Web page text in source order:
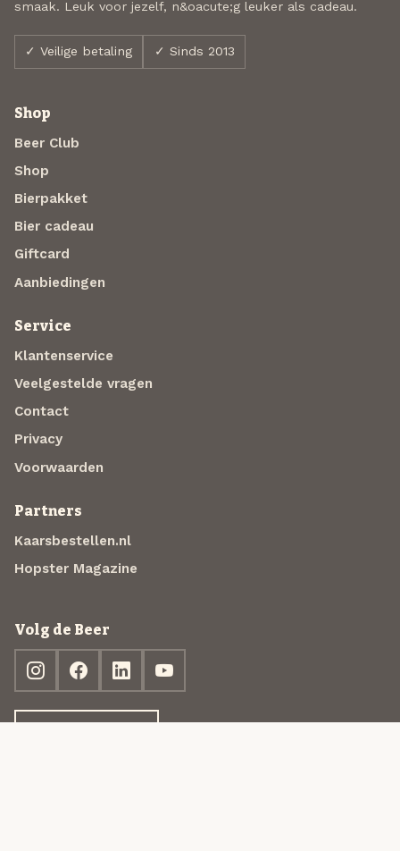
smaak. Leuk voor jezelf, n&oacute;g leuker als cadeau.
✓ Veilige betaling ✓ Sinds 2013
Shop
Beer Club
Shop
Bierpakket
Bier cadeau
Giftcard
Aanbiedingen
Service
Klantenservice
Veelgestelde vragen
Contact
Privacy
Voorwaarden
Partners
Kaarsbestellen.nl
Hopster Magazine
Volg de Beer